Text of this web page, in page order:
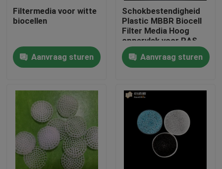
Kwaliteitscontrole
bloggen
Verzoek om een Citaat
MBBR-filtermedia
De biomedia van MBBR
Filtermedia voor witte
biocellen
Aanvraag sturen
Schokbestendigheid
Plastic MBBR Biocell
Filter Media Hoog
oppervlak voor RAS
Aanvraag sturen